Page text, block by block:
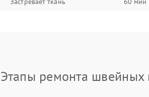
Этапы ремонта швейных